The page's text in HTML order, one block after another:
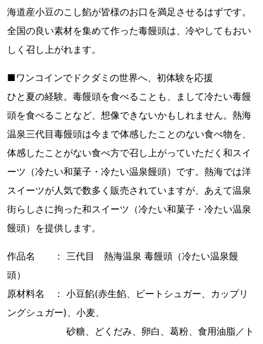
海道産小豆のこし餡が皆様のお口を満足させるはずです。
全国の良い素材を集めて作った毒饅頭は、冷やしてもおい
しく召し上がれます。
■ワンコインでドクダミの世界へ、初体験を応援
ひと夏の経験。毒饅頭を食べることも、まして冷たい毒饅
頭を食べることなど、想像できないかもしれません。熱海
温泉三代目毒饅頭は今まで体感したことのない食べ物を、
体感したことがない食べ方で召し上がっていただく和スイ
ーツ（冷たい和菓子・冷たい温泉饅頭）です。熱海では洋
スイーツが人気で数多く販売されていますが、あえて温泉
街らしさに拘った和スイーツ（冷たい和菓子・冷たい温泉
饅頭）を提供します。
作品名 ： 三代目 熱海温泉 毒饅頭（冷たい温泉饅
頭）
原材料名 ： 小豆餡(赤生餡、ビートシュガー、カップリ
ングシュガー)、小麦、
砂糖、どくだみ、卵白、葛粉、食用油脂／ト